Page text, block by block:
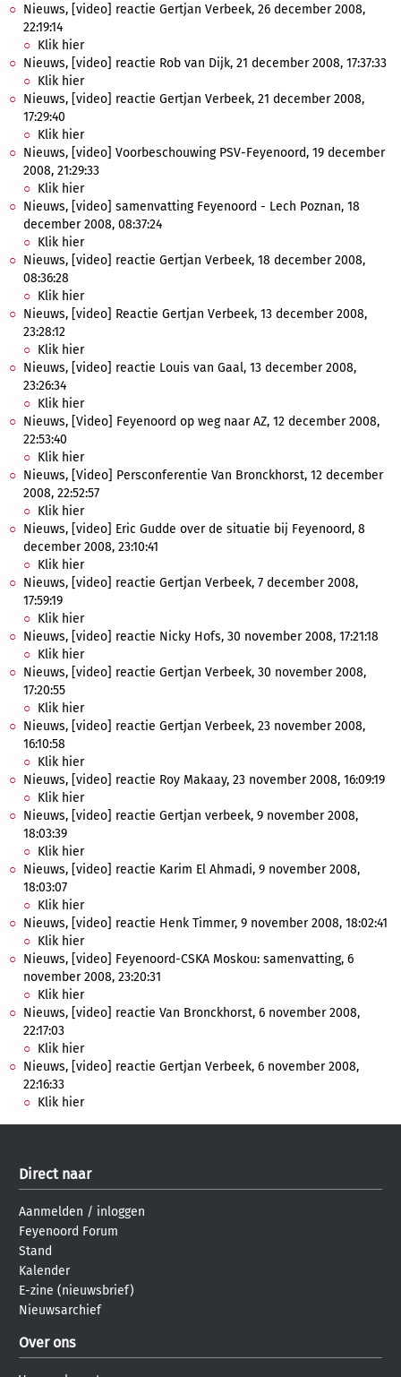
Nieuws, [video] reactie Gertjan Verbeek, 26 december 2008,
22:19:14
Klik hier
Nieuws, [video] reactie Rob van Dijk, 21 december 2008, 17:37:33
Klik hier
Nieuws, [video] reactie Gertjan Verbeek, 21 december 2008,
17:29:40
Klik hier
Nieuws, [video] Voorbeschouwing PSV-Feyenoord, 19 december
2008, 21:29:33
Klik hier
Nieuws, [video] samenvatting Feyenoord - Lech Poznan, 18
december 2008, 08:37:24
Klik hier
Nieuws, [video] reactie Gertjan Verbeek, 18 december 2008,
08:36:28
Klik hier
Nieuws, [video] Reactie Gertjan Verbeek, 13 december 2008,
23:28:12
Klik hier
Nieuws, [video] reactie Louis van Gaal, 13 december 2008,
23:26:34
Klik hier
Nieuws, [Video] Feyenoord op weg naar AZ, 12 december 2008,
22:53:40
Klik hier
Nieuws, [Video] Persconferentie Van Bronckhorst, 12 december
2008, 22:52:57
Klik hier
Nieuws, [video] Eric Gudde over de situatie bij Feyenoord, 8
december 2008, 23:10:41
Klik hier
Nieuws, [video] reactie Gertjan Verbeek, 7 december 2008,
17:59:19
Klik hier
Nieuws, [video] reactie Nicky Hofs, 30 november 2008, 17:21:18
Klik hier
Nieuws, [video] reactie Gertjan Verbeek, 30 november 2008,
17:20:55
Klik hier
Nieuws, [video] reactie Gertjan Verbeek, 23 november 2008,
16:10:58
Klik hier
Nieuws, [video] reactie Roy Makaay, 23 november 2008, 16:09:19
Klik hier
Nieuws, [video] reactie Gertjan verbeek, 9 november 2008,
18:03:39
Klik hier
Nieuws, [video] reactie Karim El Ahmadi, 9 november 2008,
18:03:07
Klik hier
Nieuws, [video] reactie Henk Timmer, 9 november 2008, 18:02:41
Klik hier
Nieuws, [video] Feyenoord-CSKA Moskou: samenvatting, 6
november 2008, 23:20:31
Klik hier
Nieuws, [video] reactie Van Bronckhorst, 6 november 2008,
22:17:03
Klik hier
Nieuws, [video] reactie Gertjan Verbeek, 6 november 2008,
22:16:33
Klik hier
Direct naar
Aanmelden / inloggen
Feyenoord Forum
Stand
Kalender
E-zine (nieuwsbrief)
Nieuwsarchief
Over ons